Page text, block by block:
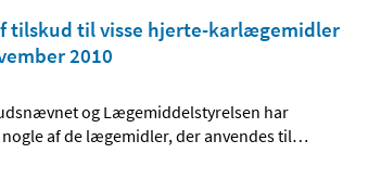
tilskud til visse hjerte-karlægemidler
2010
og Lægemiddelstyrelsen har
af de lægemidler, der anvendes til…